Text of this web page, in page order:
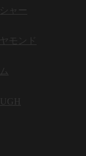
ャー
モンド